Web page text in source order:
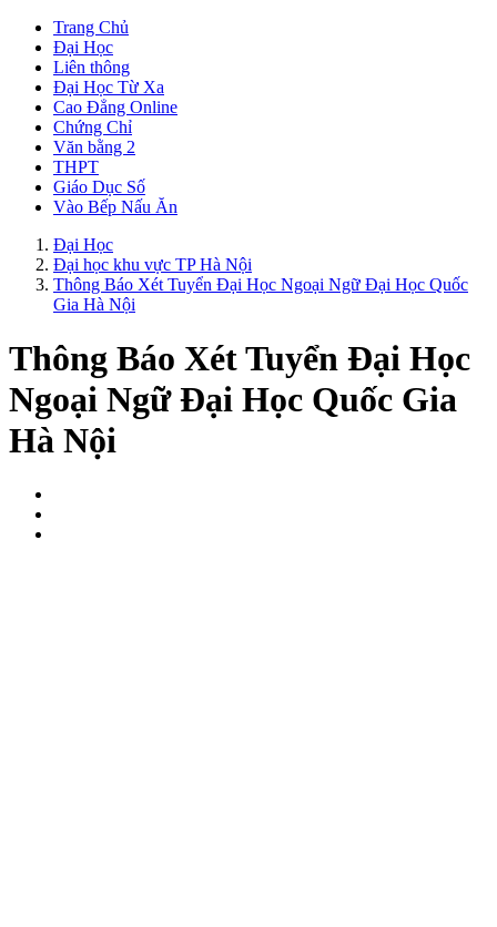
Trang Chủ
Đại Học
Liên thông
Đại Học Từ Xa
Cao Đẳng Online
Chứng Chỉ
Văn bằng 2
THPT
Giáo Dục Số
Vào Bếp Nấu Ăn
Đại Học
Đại học khu vực TP Hà Nội
Thông Báo Xét Tuyển Đại Học Ngoại Ngữ Đại Học Quốc
Gia Hà Nội
Thông Báo Xét Tuyển Đại Học
Ngoại Ngữ Đại Học Quốc Gia
Hà Nội